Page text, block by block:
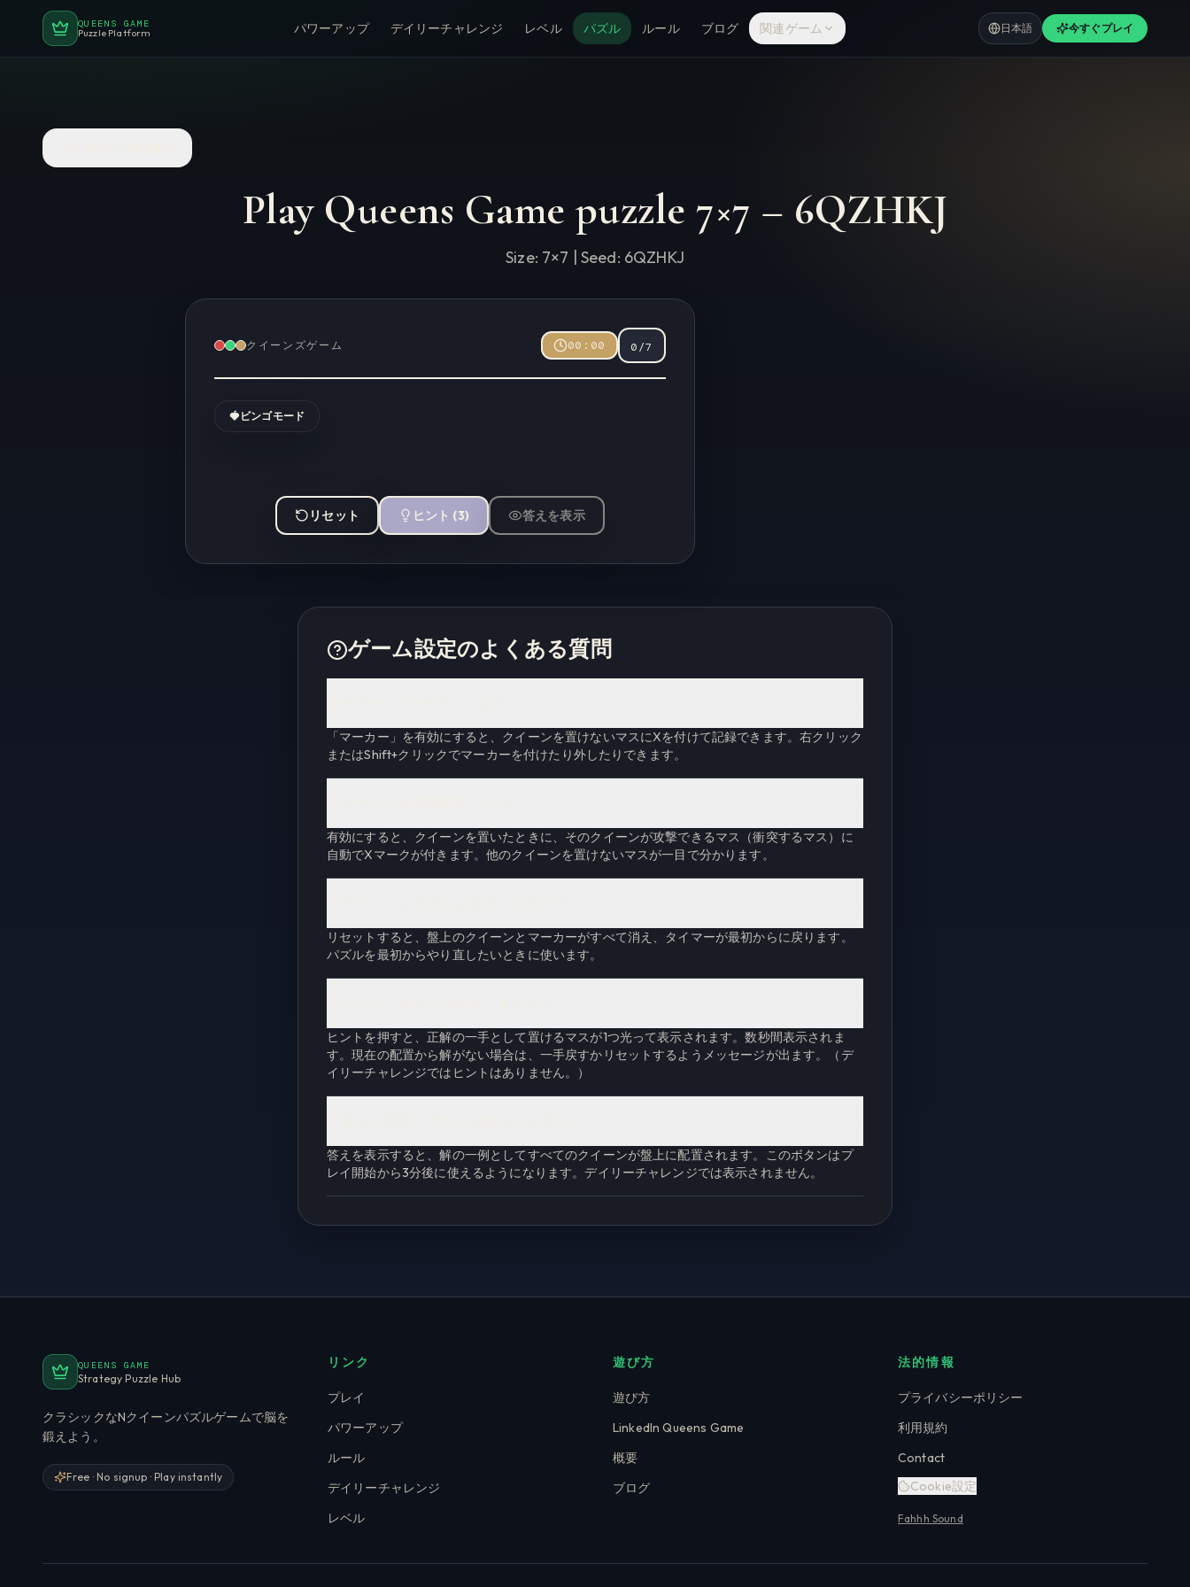
QUEENS GAME
Puzzle Platform パワーアップ デイリーチャレンジ レベル パズル ルール ブログ 関連ゲーム 日本語 今すぐプレイ
Play Queens Game puzzle 7×7 – 6QZHKJ
Size: 7×7 | Seed: 6QZHKJ
クイーンズゲーム 00:00 0/7
🍓 ビンゴモード
リセット ヒント (3) 答えを表示
ゲーム設定のよくある質問
「マーカー」を有効にすると、クイーンを置けないマスにXを付けて記録できます。右クリック
またはShift+クリックでマーカーを付けたり外したりできます。
有効にすると、クイーンを置いたときに、そのクイーンが攻撃できるマス（衝突するマス）に
自動でXマークが付きます。他のクイーンを置けないマスが一目で分かります。
リセットすると、盤上のクイーンとマーカーがすべて消え、タイマーが最初からに戻ります。
パズルを最初からやり直したいときに使います。
ヒントを押すと、正解の一手として置けるマスが1つ光って表示されます。数秒間表示されま
す。現在の配置から解がない場合は、一手戻すかリセットするようメッセージが出ます。（デ
イリーチャレンジではヒントはありません。）
答えを表示すると、解の一例としてすべてのクイーンが盤上に配置されます。このボタンはプ
レイ開始から3分後に使えるようになります。デイリーチャレンジでは表示されません。
QUEENS GAME
Strategy Puzzle Hub
クラシックなNクイーンパズルゲームで脳を
鍛えよう。
Free · No signup · Play instantly
リンク
プレイ
パワーアップ
ルール
デイリーチャレンジ
レベル
遊び方
遊び方
LinkedIn Queens Game
概要
ブログ
法的情報
プライバシーポリシー
利用規約
Contact
Cookie設定
Fahhh Sound